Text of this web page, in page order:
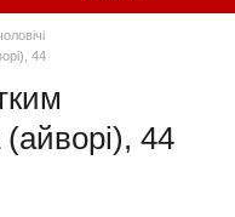
44
44